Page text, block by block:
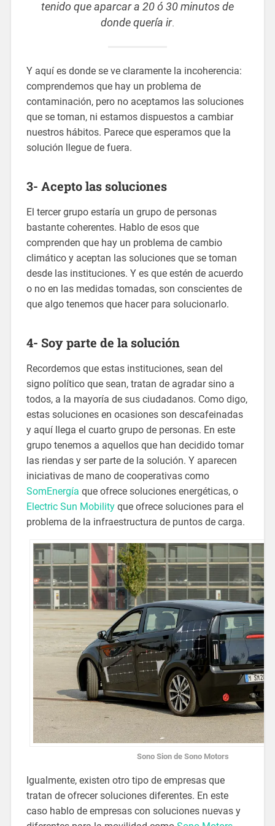
tenido que aparcar a 20 ó 30 minutos de
donde quería ir.
Y aquí es donde se ve claramente la incoherencia:
comprendemos que hay un problema de
contaminación, pero no aceptamos las soluciones
que se toman, ni estamos dispuestos a cambiar
nuestros hábitos. Parece que esperamos que la
solución llegue de fuera.
3- Acepto las soluciones
El tercer grupo estaría un grupo de personas
bastante coherentes. Hablo de esos que
comprenden que hay un problema de cambio
climático y aceptan las soluciones que se toman
desde las instituciones. Y es que estén de acuerdo
o no en las medidas tomadas, son conscientes de
que algo tenemos que hacer para solucionarlo.
4- Soy parte de la solución
Recordemos que estas instituciones, sean del
signo político que sean, tratan de agradar sino a
todos, a la mayoría de sus ciudadanos. Como digo,
estas soluciones en ocasiones son descafeinadas
y aquí llega el cuarto grupo de personas. En este
grupo tenemos a aquellos que han decidido tomar
las riendas y ser parte de la solución. Y aparecen
iniciativas de mano de cooperativas como
SomEnergía que ofrece soluciones energéticas, o
Electric Sun Mobilityque ofrece soluciones para el
problema de la infraestructura de puntos de carga.
Sono Sion de Sono Motors
Igualmente, existen otro tipo de empresas que
tratan de ofrecer soluciones diferentes. En este
caso hablo de empresas con soluciones nuevas y